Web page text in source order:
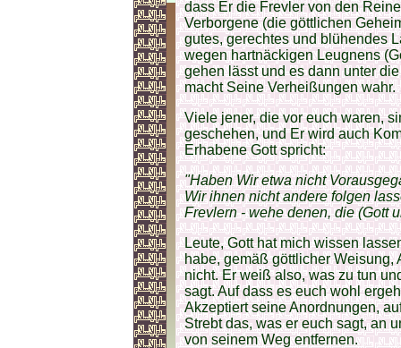
dass Er die Frevler von den
Verborgene (die göttlichen
gutes, gerechtes und blühendes
wegen hartnäckigen Leugnens
gehen lässt und es dann unter
macht Seine Verheißungen wahr.
Viele jener, die vor euch waren,
geschehen, und Er wird auch
Erhabene Gott spricht:
"Haben Wir etwa nicht
Wir ihnen nicht andere folgen
Frevlern - wehe denen, die (Gott
Leute, Gott hat mich wissen
habe, gemäß göttlicher Weisung,
nicht. Er weiß also, was zu tun
sagt. Auf dass es euch wohl
Akzeptiert seine Anordnungen,
Strebt das, was er euch sagt, an
von seinem Weg entfernen.